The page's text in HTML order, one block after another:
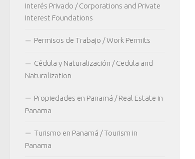
Interés Privado / Corporations and Private
Interest Foundations
Permisos de Trabajo / Work Permits
Cédula y Naturalización / Cedula and
Naturalization
Propiedades en Panamá / Real Estate in
Panama
Turismo en Panamá / Tourism in
Panama